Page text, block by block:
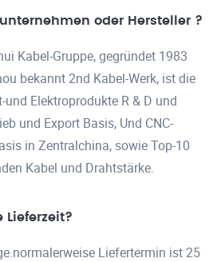
oder Hersteller ?
Kabel-Gruppe, gegründet 1983
bekannt 2nd Kabel-Werk, ist die
Elektroprodukte R & D und
und Export Basis, Und CNC-
in Zentralchina, sowie Top-10
Kabel und Drahtstärke.
Lieferzeit?
Liefertermin ist 25